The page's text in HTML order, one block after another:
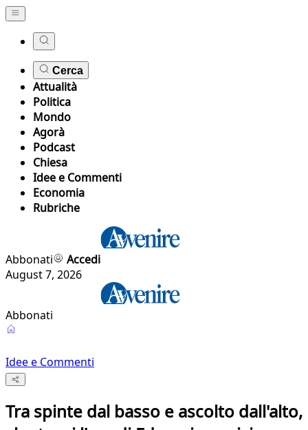
Cerca
Attualità
Politica
Mondo
Agorà
Podcast
Chiesa
Idee e Commenti
Economia
Rubriche
Abbonati
Accedi
August 7, 2026
Abbonati
Idee e Commenti
Tra spinte dal basso e ascolto dall'alto,